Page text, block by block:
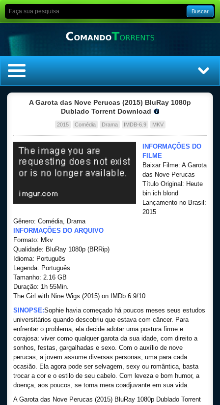
Buscar
Top Séries
Filmes
A Garota das Nove Perucas (2015) BluRay 1080p
Dublado Torrent Download
2015 Comédia Drama IMDB-6.9 MKV
INFORMAÇÕES DO
FILME
Baixar Filme: A Garota
das Nove Perucas
Título Original: Heute
bin ich blond
Lançamento no Brasil:
2015
Gênero: Comédia, Drama
INFORMAÇÕES DO ARQUIVO
Formato: Mkv
Qualidade: BluRay 1080p (BRRip)
Idioma: Português
Legenda: Português
Tamanho: 2.16 GB
Duração: 1h 55Min.
The Girl with Nine Wigs (2015) on IMDb 6.9/10
SINOPSE:Sophie havia começado há poucos meses seus estudos
universitários quando descobriu que estava com câncer. Para
enfrentar o problema, ela decide adotar uma postura firme e
corajosa: viver como qualquer garota da sua idade, com direito a
sonhos, festas, gargalhadas e sexo. Com o auxílio de nove
perucas, a jovem assume diversas personas, uma para cada
ocasião. Ela agora pode ser selvagem, sexy ou romântica, basta
trocar a cor e o estilo de seu cabelo. Com leveza e bom humor, a
doença, aos poucos, se torna mera coadjuvante em sua vida.
A Garota das Nove Perucas (2015) BluRay 1080p Dublado Torrent